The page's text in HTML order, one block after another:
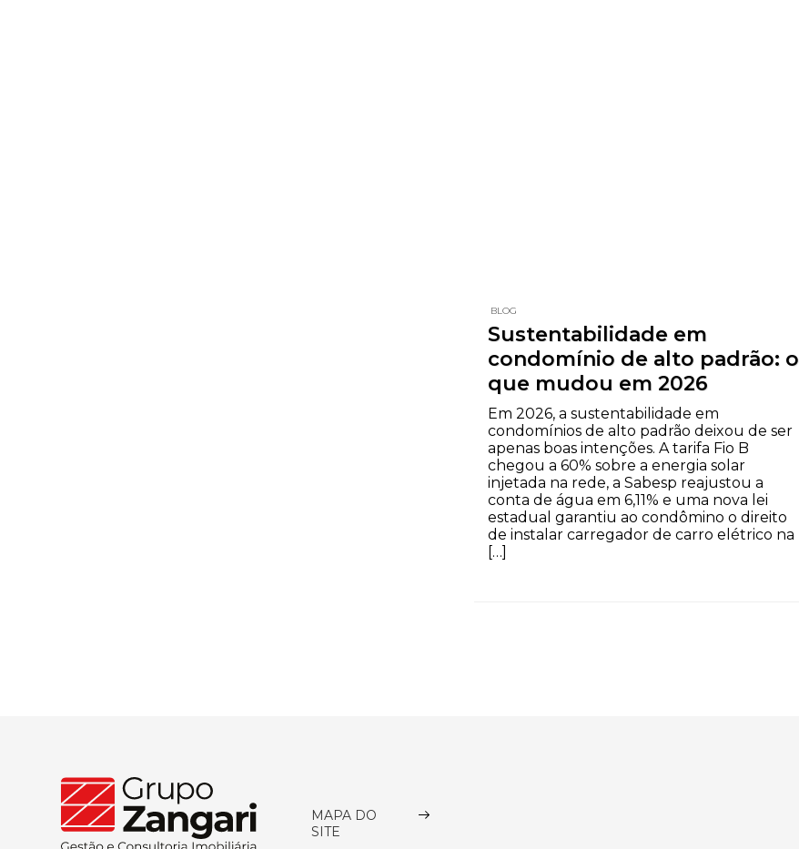
BLOG
Sustentabilidade em
condomínio de alto padrão: o
que mudou em 2026
Em 2026, a sustentabilidade em
condomínios de alto padrão deixou de ser
apenas boas intenções. A tarifa Fio B
chegou a 60% sobre a energia solar
injetada na rede, a Sabesp reajustou a
conta de água em 6,11% e uma nova lei
estadual garantiu ao condômino o direito
de instalar carregador de carro elétrico na
[…]
MAPA DO
SITE